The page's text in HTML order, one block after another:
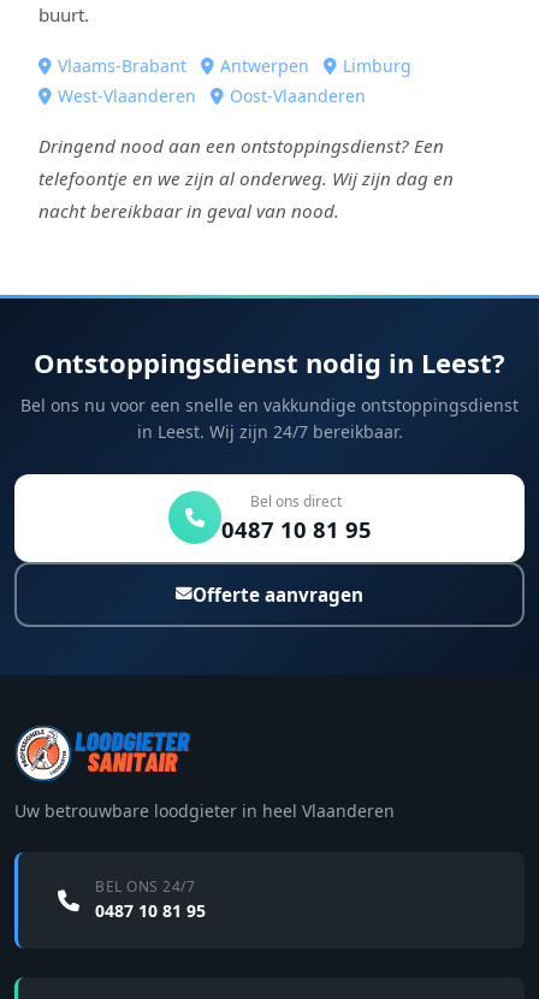
buurt.
Vlaams-Brabant Antwerpen
Limburg
West-Vlaanderen
Oost-Vlaanderen
Dringend nood aan een ontstoppingsdienst? Een
telefoontje en we zijn al onderweg. Wij zijn dag en
nacht bereikbaar in geval van nood.
Ontstoppingsdienst nodig in Leest?
Bel ons nu voor een snelle en vakkundige ontstoppingsdienst
in Leest. Wij zijn 24/7 bereikbaar.
Bel ons direct
0487 10 81 95
Offerte aanvragen
Uw betrouwbare loodgieter in heel Vlaanderen
BEL ONS 24/7
0487 10 81 95